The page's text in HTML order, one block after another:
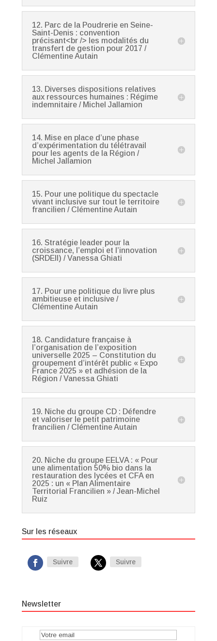
12. Parc de la Poudrerie en Seine-
Saint-Denis : convention
précisant<br /> les modalités du
transfert de gestion pour 2017 /
Clémentine Autain
13. Diverses dispositions relatives
aux ressources humaines : Régime
indemnitaire / Michel Jallamion
14. Mise en place d’une phase
d’expérimentation du télétravail
pour les agents de la Région /
Michel Jallamion
15. Pour une politique du spectacle
vivant inclusive sur tout le territoire
francilien / Clémentine Autain
16. Stratégie leader pour la
croissance, l’emploi et l’innovation
(SRDEII) / Vanessa Ghiati
17. Pour une politique du livre plus
ambitieuse et inclusive /
Clémentine Autain
18. Candidature française à
l’organisation de l’exposition
universelle 2025 – Constitution du
groupement d’intérêt public « Expo
France 2025 » et adhésion de la
Région / Vanessa Ghiati
19. Niche du groupe CD : Défendre
et valoriser le petit patrimoine
francilien / Clémentine Autain
20. Niche du groupe EELVA : « Pour
une alimentation 50% bio dans la
restauration des lycées et CFA en
2025 : un « Plan Alimentaire
Territorial Francilien » / Jean-Michel
Ruiz
Sur les réseaux
Suivre Suivre
Newsletter